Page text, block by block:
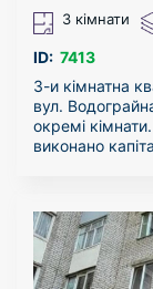
3 кімнати
ID: 7413
3-и кімнатна
вул.
окремі
виконано
посуд.
У шаговій